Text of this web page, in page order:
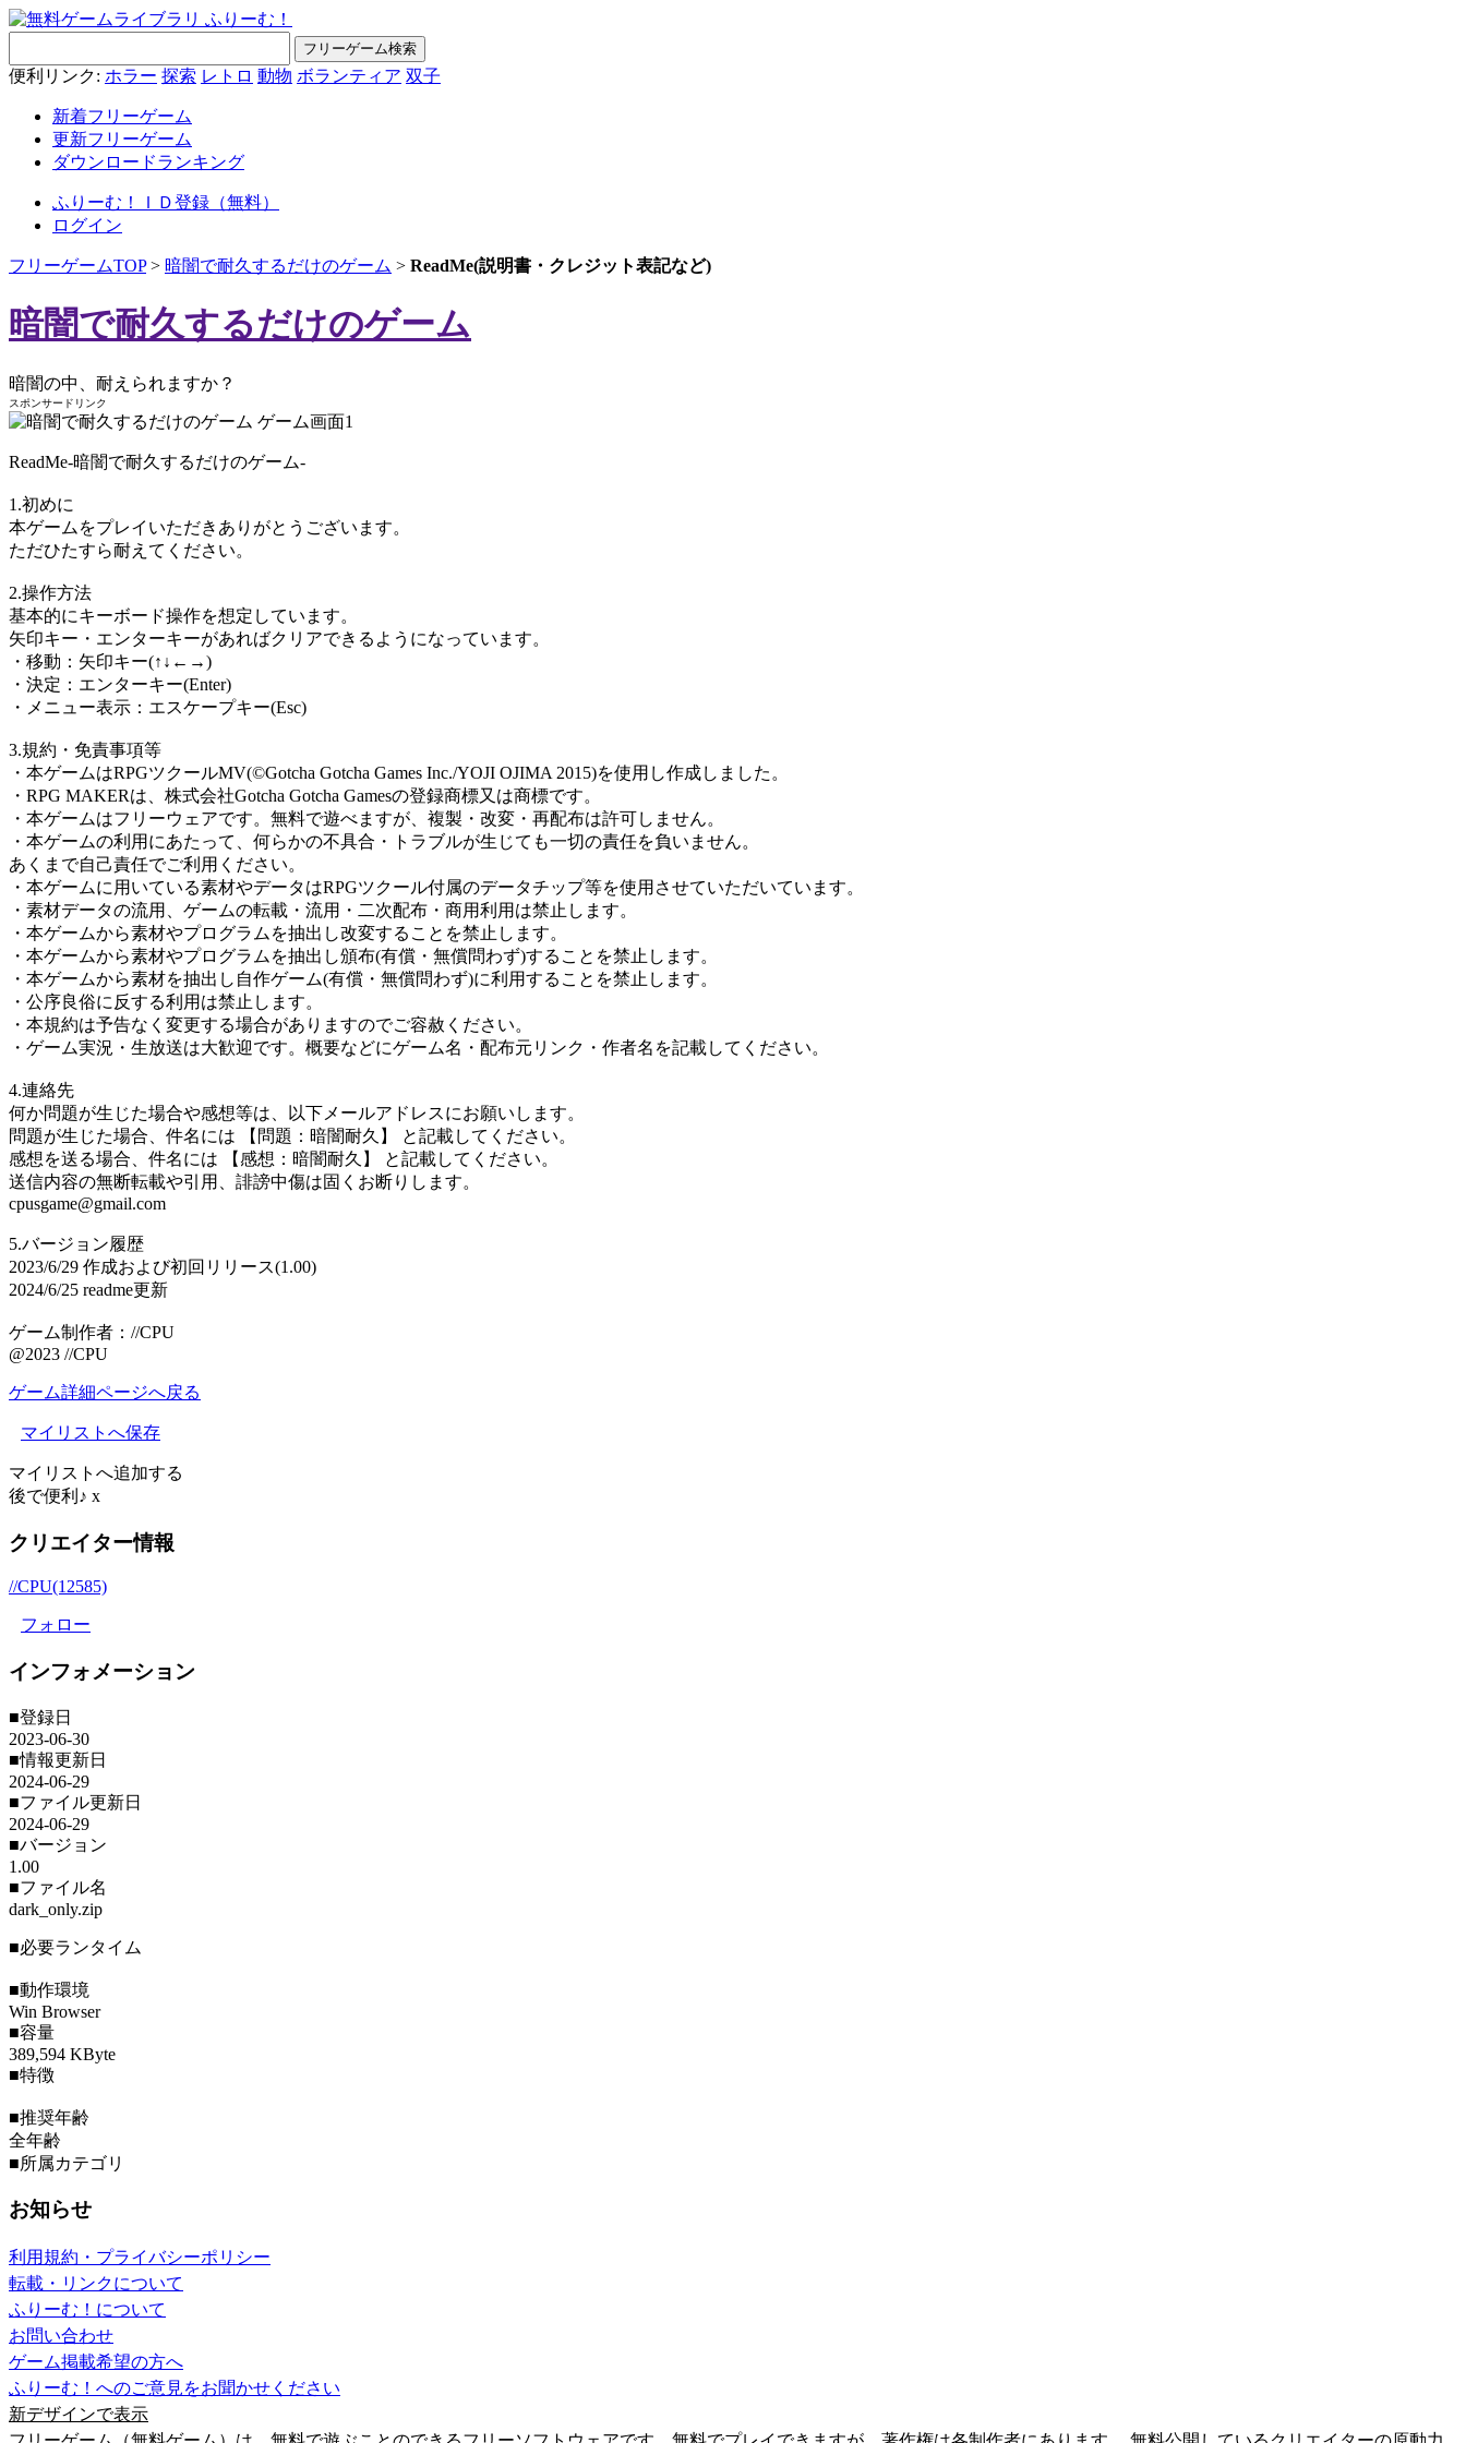
便利リンク: ホラー 探索 レトロ 動物 ボランティア 双子
新着フリーゲーム
更新フリーゲーム
ダウンロードランキング
ふりーむ！ＩＤ登録（無料）
ログイン
フリーゲームTOP> 暗闇で耐久するだけのゲーム > ReadMe(説明書・クレジット表記など)
暗闇で耐久するだけのゲーム
暗闇の中、耐えられますか？
スポンサードリンク
ReadMe-暗闇で耐久するだけのゲーム-
1.初めに
本ゲームをプレイいただきありがとうございます。
ただひたすら耐えてください。
2.操作方法
基本的にキーボード操作を想定しています。
矢印キー・エンターキーがあればクリアできるようになっています。
・移動：矢印キー(↑↓←→)
・決定：エンターキー(Enter)
・メニュー表示：エスケープキー(Esc)
3.規約・免責事項等
・本ゲームはRPGツクールMV(©Gotcha Gotcha Games Inc./YOJI OJIMA 2015)を使用し作成しました。
・RPG MAKERは、株式会社Gotcha Gotcha Gamesの登録商標又は商標です。
・本ゲームはフリーウェアです。無料で遊べますが、複製・改変・再配布は許可しません。
・本ゲームの利用にあたって、何らかの不具合・トラブルが生じても一切の責任を負いません。
あくまで自己責任でご利用ください。
・本ゲームに用いている素材やデータはRPGツクール付属のデータチップ等を使用させていただいています。
・素材データの流用、ゲームの転載・流用・二次配布・商用利用は禁止します。
・本ゲームから素材やプログラムを抽出し改変することを禁止します。
・本ゲームから素材やプログラムを抽出し頒布(有償・無償問わず)することを禁止します。
・本ゲームから素材を抽出し自作ゲーム(有償・無償問わず)に利用することを禁止します。
・公序良俗に反する利用は禁止します。
・本規約は予告なく変更する場合がありますのでご容赦ください。
・ゲーム実況・生放送は大歓迎です。概要などにゲーム名・配布元リンク・作者名を記載してください。
4.連絡先
何か問題が生じた場合や感想等は、以下メールアドレスにお願いします。
問題が生じた場合、件名には 【問題：暗闇耐久】 と記載してください。
感想を送る場合、件名には 【感想：暗闇耐久】 と記載してください。
送信内容の無断転載や引用、誹謗中傷は固くお断りします。
cpusgame@gmail.com
5.バージョン履歴
2023/6/29 作成および初回リリース(1.00)
2024/6/25 readme更新
ゲーム制作者：//CPU
@2023 //CPU
ゲーム詳細ページへ戻る
マイリストへ保存
マイリストへ追加する
後で便利♪ x
クリエイター情報
//CPU(12585)
フォロー
インフォメーション
■登録日
2023-06-30
■情報更新日
2024-06-29
■ファイル更新日
2024-06-29
■バージョン
1.00
■ファイル名
dark_only.zip
■必要ランタイム
■動作環境
Win Browser
■容量
389,594 KByte
■特徴
■推奨年齢
全年齢
■所属カテゴリ
お知らせ
利用規約・プライバシーポリシー
転載・リンクについて
ふりーむ！について
お問い合わせ
ゲーム掲載希望の方へ
ふりーむ！へのご意見をお聞かせください
新デザインで表示